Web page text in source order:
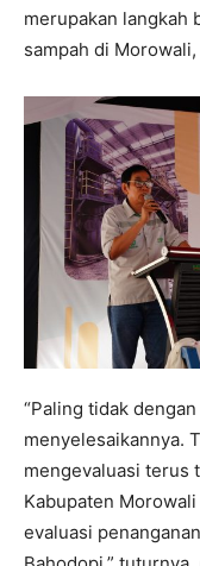
merupakan langkah
sampah di
“Paling tidak
menyelesaikannya.
mengevaluasi terus
Kabupaten
evaluasi